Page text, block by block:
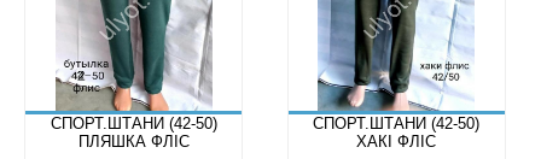
СПОРТ.ШТАНИ (42-50)
ПЛЯШКА ФЛІС
СПОРТ.ШТАНИ (42-50)
ХАКІ ФЛІС